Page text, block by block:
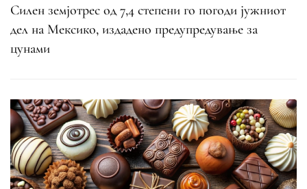
Силен земјотрес од 7,4 степени го погоди јужниот
дел на Мексико, издадено предупредување за
цунами